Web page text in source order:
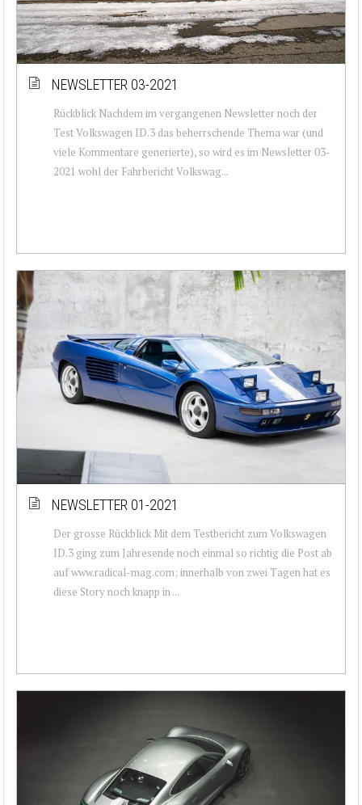
NEWSLETTER 03-2021
Rückblick Nachdem im vergangenen Newsletter noch der
Test Volkswagen ID.3 das beherrschende Thema war (und
viele Kommentare generierte), so wird es im Newsletter 03-
2021 wohl der Fahrbericht Volkswag...
NEWSLETTER 01-2021
Der grosse Rückblick Mit dem Testbericht zum Volkswagen
ID.3 ging zum Jahresende noch einmal so richtig die Post ab
auf www.radical-mag.com; innerhalb von zwei Tagen hat es
diese Story noch knapp in ...